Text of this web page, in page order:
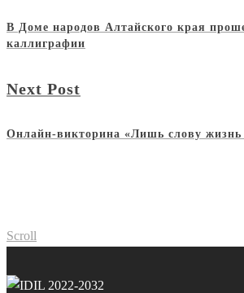
В Доме народов Алтайского края
каллиграфии
Next Post
Онлайн-викторина «Лишь слову жизнь
Scroll